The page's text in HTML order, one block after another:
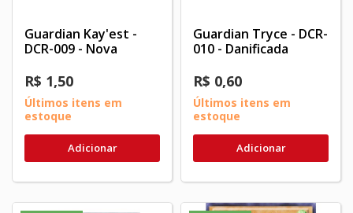
Guardian Kay'est -
DCR-009 - Nova
R$ 1,50
Últimos itens em
estoque
Adicionar
Guardian Tryce - DCR-
010 - Danificada
R$ 0,60
Últimos itens em
estoque
Adicionar